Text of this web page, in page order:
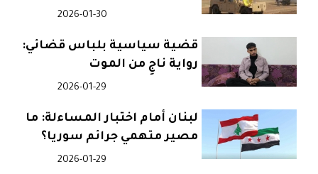
2026-01-30
قضية سياسية بلباس قضائي:
رواية ناجٍ من الموت
2026-01-29
لبنان أمام اختبار المساءلة: ما
مصير متهمي جرائم سوريا؟
2026-01-29